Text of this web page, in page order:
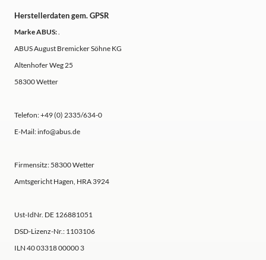
Herstellerdaten gem. GPSR
Marke ABUS:.
ABUS August Bremicker Söhne KG
Altenhofer Weg 25
58300 Wetter
Telefon: +49 (0) 2335/634-0
E-Mail: info@abus.de
Firmensitz: 58300 Wetter
Amtsgericht Hagen, HRA 3924
Ust-IdNr. DE 126881051
DSD-Lizenz-Nr.: 1103106
ILN 40 03318 00000 3